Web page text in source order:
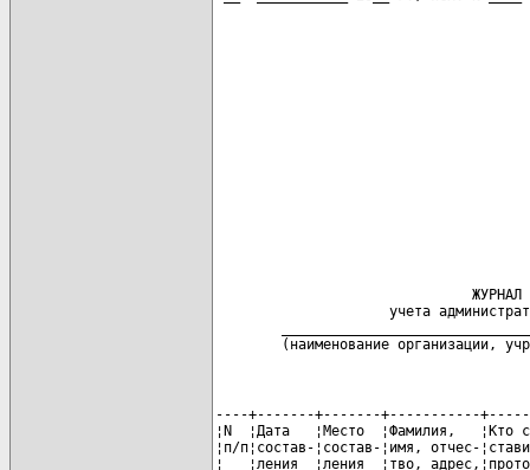
                               ЖУРНАЛ
учета
(наименование организации,
----+-------+-------+-----------
¦N  ¦Дата   ¦Место  ¦Фамилия,   ¦Кто
¦п/п¦состав-¦состав-¦имя, отчес-
¦   ¦ления  ¦ления  ¦тво,